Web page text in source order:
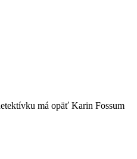
má opäť Karin Fossum